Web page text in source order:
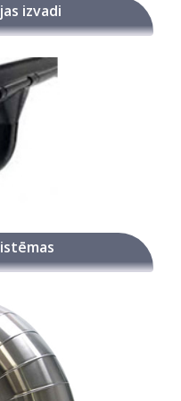
izvadi